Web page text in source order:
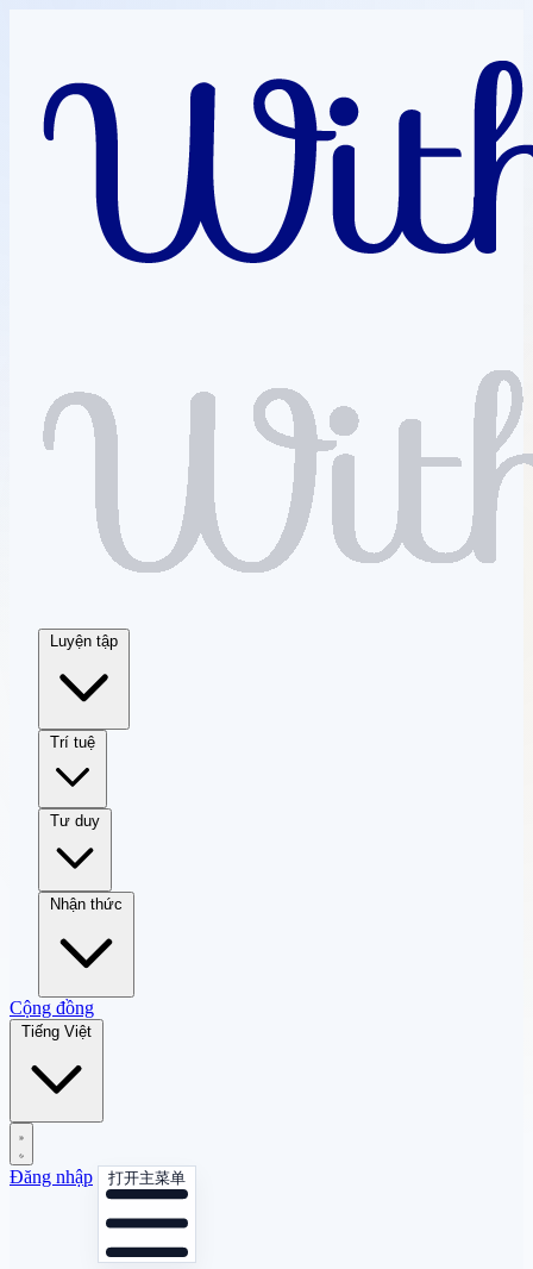
Luyện tập
Trí tuệ
Tư duy
Nhận thức
Cộng đồng
Tiếng Việt
Đăng nhập 打开主菜单